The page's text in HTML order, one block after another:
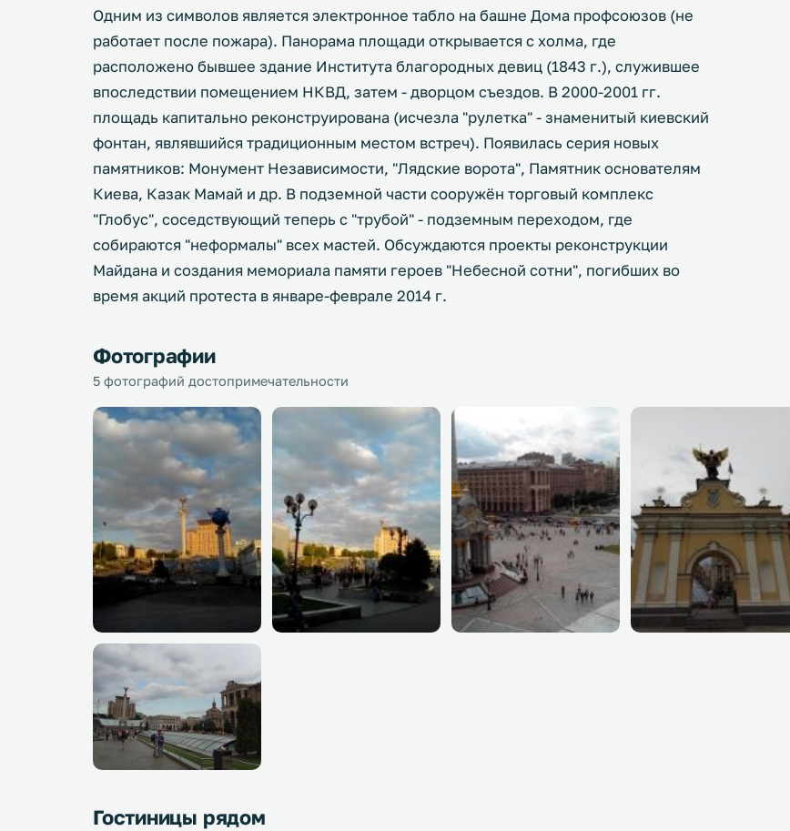
Одним из символов является электронное табло на башне Дома профсоюзов (не
работает после пожара). Панорама площади открывается с холма, где
расположено бывшее здание Института благородных девиц (1843 г.), служившее
впоследствии помещением НКВД, затем - дворцом съездов. В 2000-2001 гг.
площадь капитально реконструирована (исчезла "рулетка" - знаменитый киевский
фонтан, являвшийся традиционным местом встреч). Появилась серия новых
памятников: Монумент Независимости, "Лядские ворота", Памятник основателям
Киева, Казак Мамай и др. В подземной части сооружён торговый комплекс
"Глобус", соседствующий теперь с "трубой" - подземным переходом, где
собираются "неформалы" всех мастей. Обсуждаются проекты реконструкции
Майдана и создания мемориала памяти героев "Небесной сотни", погибших во
время акций протеста в январе-феврале 2014 г.
Фотографии
5 фотографий достопримечательности
Гостиницы рядом